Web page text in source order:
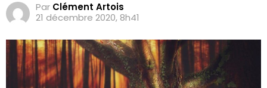
Par Clément Artois
21 décembre 2020, 8h41